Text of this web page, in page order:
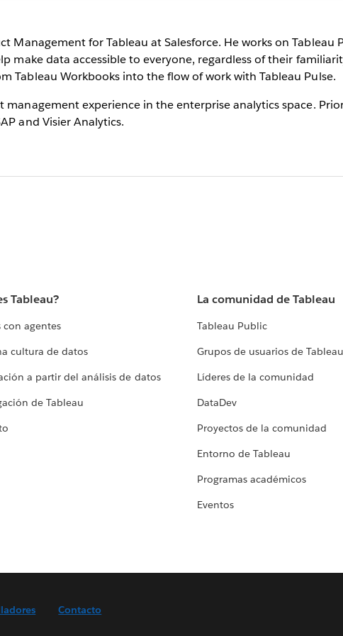
Management for Tableau at Salesforce. He works on Tableau
make data accessible to everyone, regardless of their
Tableau Workbooks into the flow of work with Tableau Pulse.
experience in the enterprise analytics space.
and Visier Analytics.
Tableau?
con agentes
cultura de datos
a partir del análisis de datos
de Tableau
La comunidad de Tableau
Tableau Public
Grupos de usuarios de Tableau
Líderes de la comunidad
DataDev
Proyectos de la comunidad
Entorno de Tableau
Programas académicos
Eventos
Contacto